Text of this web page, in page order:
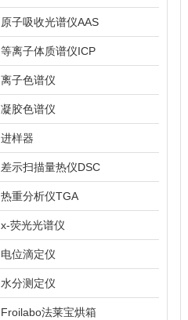
原子吸收光谱仪AAS
等离子体质谱仪ICP
离子色谱仪
凝胶色谱仪
进样器
差示扫描量热仪DSC
热重分析仪TGA
x-荧光光谱仪
电位滴定仪
水分测定仪
Froilabo法莱宝烘箱